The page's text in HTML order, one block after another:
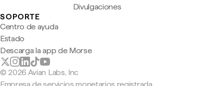
Divulgaciones
SOPORTE
Centro de ayuda
Estado
Descarga la app de Morse
© 2026 Avian Labs, Inc